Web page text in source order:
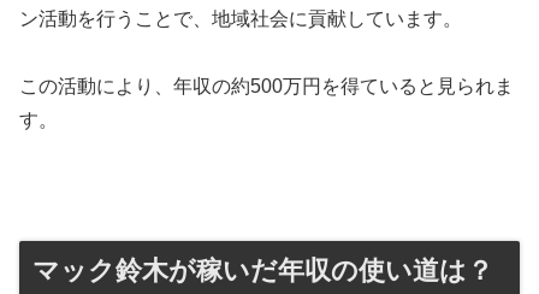
ン活動を行うことで、地域社会に貢献しています。
この活動により、年収の約500万円を得ていると見られま
す。
マック鈴木が稼いだ年収の使い道は？